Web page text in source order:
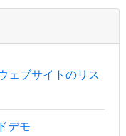
ェブサイトのリス
デモ